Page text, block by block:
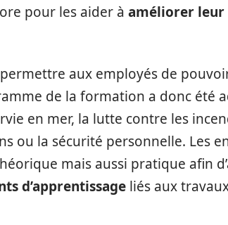
pour les aider à améliorer leur
aux employés de
de la formation a donc été
en mer, la lutte contre les
ou la sécurité personnelle. Les
mais aussi pratique afin
d’apprentissage liés aux